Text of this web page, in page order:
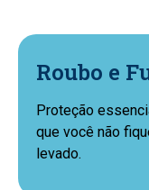
Roubo e
Proteção
que você não
levado.